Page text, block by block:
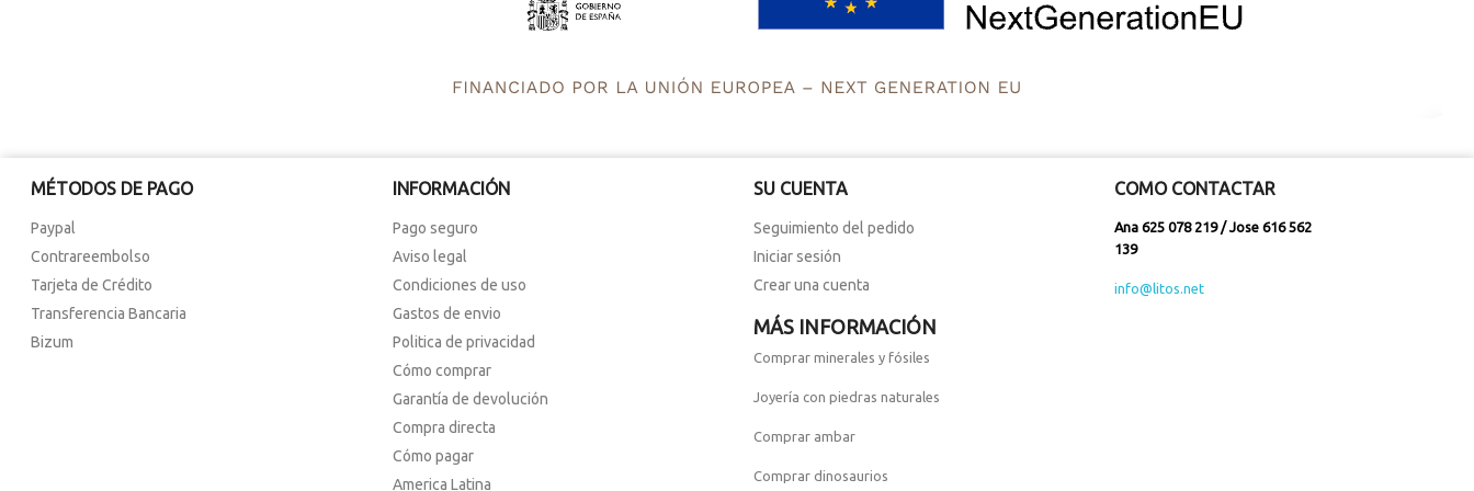
MÉTODOS DE PAGO
Paypal
Contrareembolso
Tarjeta de Crédito
Transferencia Bancaria
Bizum
INFORMACIÓN
Pago seguro
Aviso legal
Condiciones de uso
Gastos de envio
Politica de privacidad
Cómo comprar
Garantía de devolución
Compra directa
Cómo pagar
America Latina
SU CUENTA
Seguimiento del pedido
Iniciar sesión
Crear una cuenta
COMO CONTACTAR
Ana 625 078 219 / Jose 616 562
139
info@litos.net
MÁS INFORMACIÓN
Comprar minerales y fósiles
Joyería con piedras naturales
Comprar ambar
Comprar dinosaurios